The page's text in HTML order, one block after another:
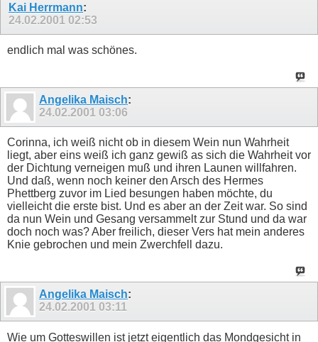
Kai Herrmann:
24.02.2001 02:53
endlich mal was schönes.
Angelika Maisch:
24.02.2001 03:06
Corinna, ich weiß nicht ob in diesem Wein nun Wahrheit
liegt, aber eins weiß ich ganz gewiß as sich die Wahrheit vor
der Dichtung verneigen muß und ihren Launen willfahren.
Und daß, wenn noch keiner den Arsch des Hermes
Phettberg zuvor im Lied besungen haben möchte, du
vielleicht die erste bist. Und es aber an der Zeit war. So sind
da nun Wein und Gesang versammelt zur Stund und da war
doch noch was? Aber freilich, dieser Vers hat mein anderes
Knie gebrochen und mein Zwerchfell dazu.
Angelika Maisch:
24.02.2001 03:11
Wie um Gotteswillen ist jetzt eigentlich das Mondgesicht in